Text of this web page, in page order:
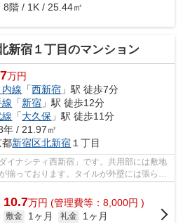
8階 / 1K / 25.44㎡
新宿１丁目のマンション
万円
内線 「西新宿 」駅 徒歩7分
線 「新宿 」駅 徒歩12分
「大久保 」駅 徒歩11分
年 / 21.97㎡
都新宿区北新宿 １丁目
イナシティ西新宿」です。共用部には敷地
揃っております。タイルが外壁には張られ
の高...
10.7万円 (管理費等：8,000円 )
敷金 1ヶ月 礼金
1ヶ月